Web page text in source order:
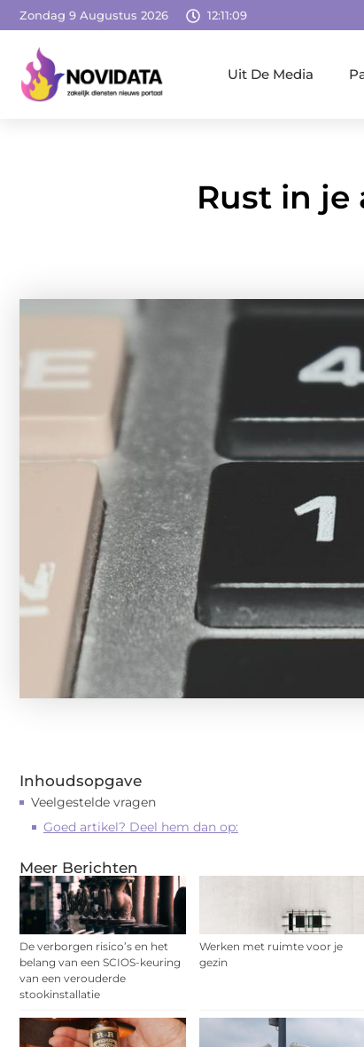
Zondag 9 Augustus 2026 12:11:11
Uit De Media
Rust in
Inhoudsopgave
Veelgestelde vragen
Goed artikel? Deel hem dan op:
Meer Berichten
De verborgen risico’s en het
belang van een SCIOS-keuring
van een verouderde
stookinstallatie
Werken met ruimte voor je
gezin